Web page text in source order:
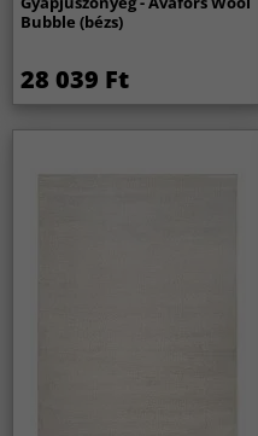
Bubble (bézs)
28 039 Ft